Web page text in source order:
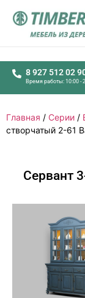
8 927 512 02
Время работы: 10:00 -
Главная / Серии /
створчатый 2-61
Сервант